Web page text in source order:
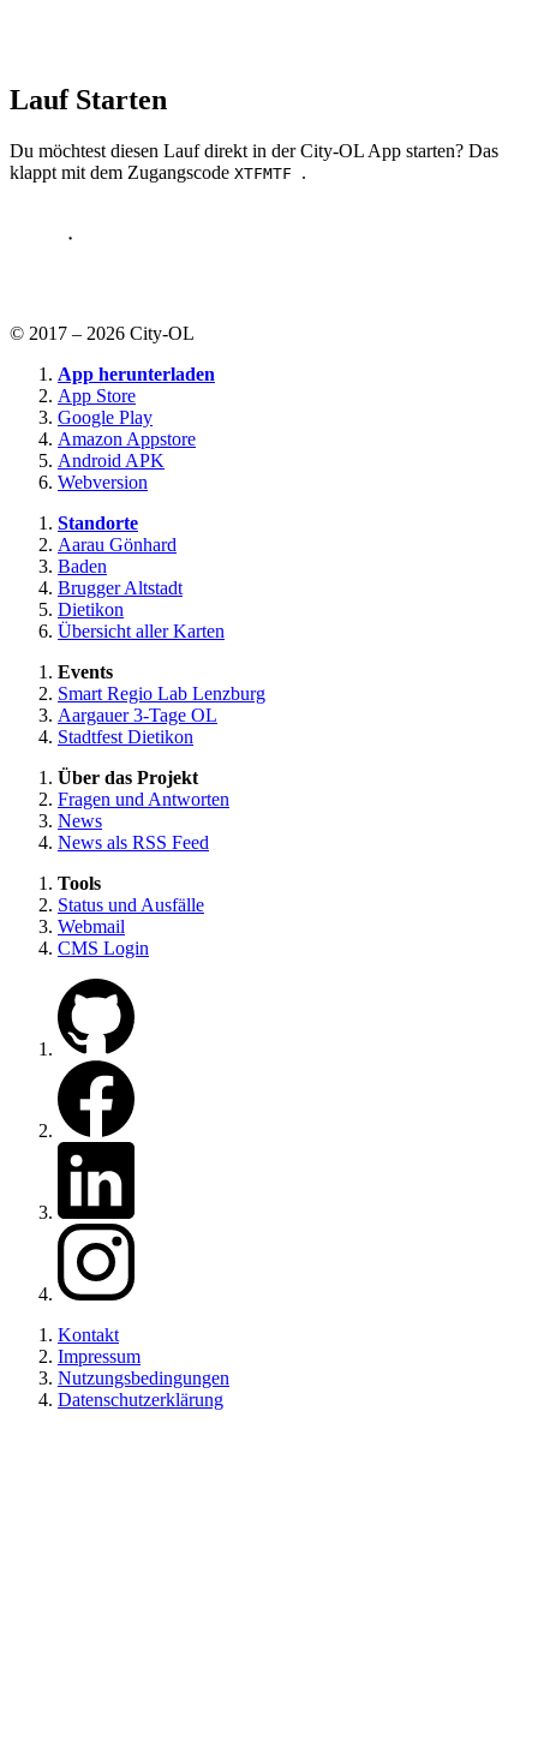
Lauf Starten
Du möchtest diesen Lauf direkt in der City-OL App starten? Das
klappt mit dem Zugangscode XTFMTF .
© 2017 – 2026 City-OL
App herunterladen
App Store
Google Play
Amazon Appstore
Android APK
Webversion
Standorte
Aarau Gönhard
Baden
Brugger Altstadt
Dietikon
Übersicht aller Karten
Events
Smart Regio Lab Lenzburg
Aargauer 3-Tage OL
Stadtfest Dietikon
Über das Projekt
Fragen und Antworten
News
News als RSS Feed
Tools
Status und Ausfälle
Webmail
CMS Login
Zu unserem GitHub
Zu unserer Facebook Seite
Zu unserem LinkedIn
Zu unserem Instagram
Kontakt
Impressum
Nutzungsbedingungen
Datenschutzerklärung